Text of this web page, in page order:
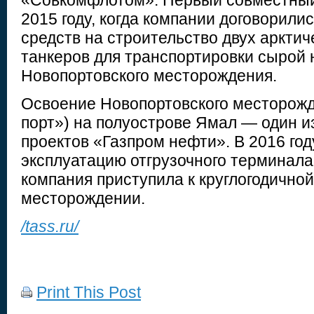
2015 году, когда компании
средств на строительство двух
танкеров для транспортировки сырой
Новопортовского месторождения.
Освоение Новопортовского
порт») на полуострове Ямал — один
проектов «Газпром нефти». В 2016
эксплуатацию отгрузочного
компания приступила к
месторождении.
/tass.ru/
Print This Post